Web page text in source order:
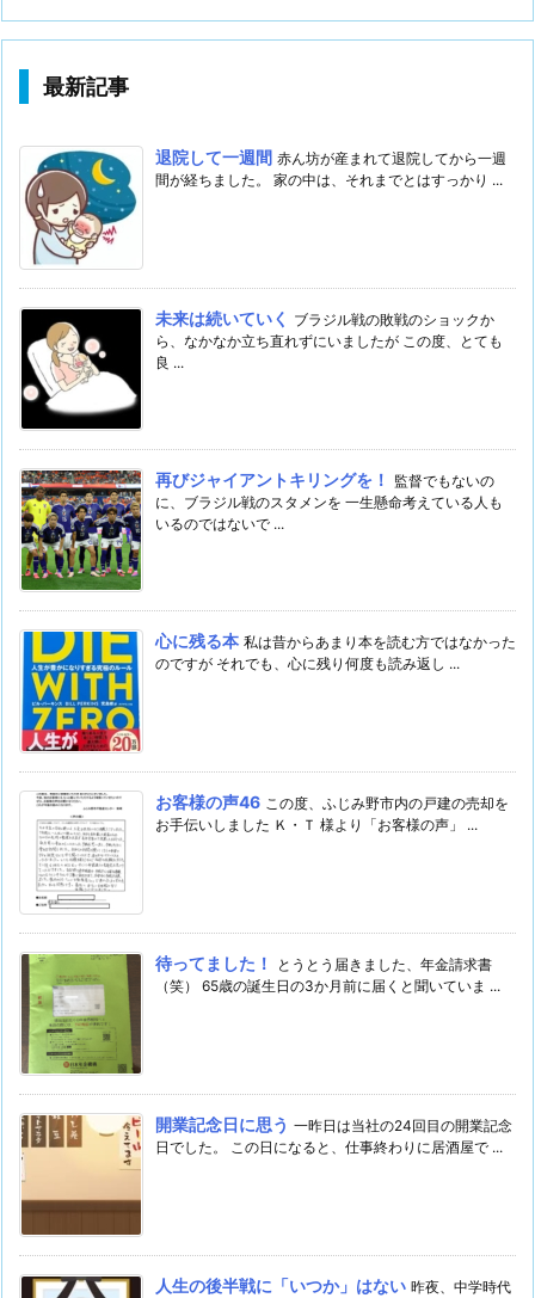
最新記事
退院して一週間 赤ん坊が産まれて退院してから一週
間が経ちました。 家の中は、それまでとはすっかり ...
未来は続いていく ブラジル戦の敗戦のショックか
ら、なかなか立ち直れずにいましたが この度、とても
良 ...
再びジャイアントキリングを！
監督でもないの
に、ブラジル戦のスタメンを 一生懸命考えている人も
いるのではないで ...
心に残る本 私は昔からあまり本を読む方ではなかった
のですが それでも、心に残り何度も読み返し ...
お客様の声46 この度、ふじみ野市内の戸建の売却を
お手伝いしました Ｋ・Ｔ 様より「お客様の声」 ...
待ってました！
とうとう届きました、年金請求書
（笑） 65歳の誕生日の3か月前に届くと聞いていま ...
開業記念日に思う 一昨日は当社の24回目の開業記念
日でした。 この日になると、仕事終わりに居酒屋で ...
人生の後半戦に「いつか」はない 昨夜、中学時代